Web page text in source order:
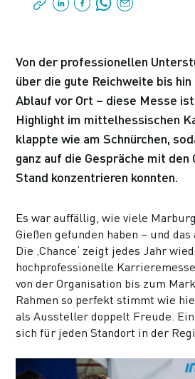
Von der professionellen
über die gute Reichweite bis
Ablauf vor Ort – diese Messe
Highlight im mittelhessischen
klappte wie am Schnürchen,
ganz auf die Gespräche mit den
Stand konzentrieren konnten.
Es war auffällig, wie viele
Gießen gefunden haben – und
Die ‚Chance‘ zeigt jedes Jahr
hochprofessionelle
von der Organisation bis zum
Rahmen so perfekt stimmt wie
als Aussteller doppelt Freude.
sich für jeden Standort in der